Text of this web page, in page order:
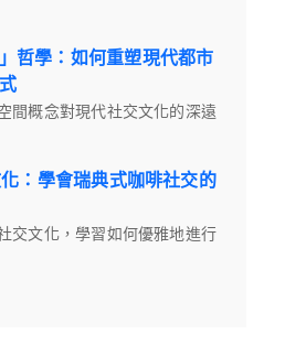
哲學：如何重塑現代都市
間概念對現代社交文化的深遠
：學會瑞典式咖啡社交的
交文化，學習如何優雅地進行